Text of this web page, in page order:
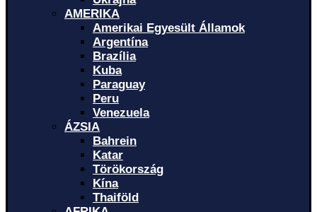
AMERIKA
Amerikai Egyesült Államok
Argentína
Brazília
Kuba
Paraguay
Peru
Venezuela
ÁZSIA
Bahrein
Katar
Törökország
Kína
Thaiföld